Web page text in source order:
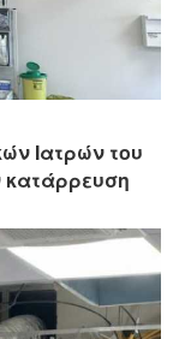
Ιατρών του
κατάρρευση